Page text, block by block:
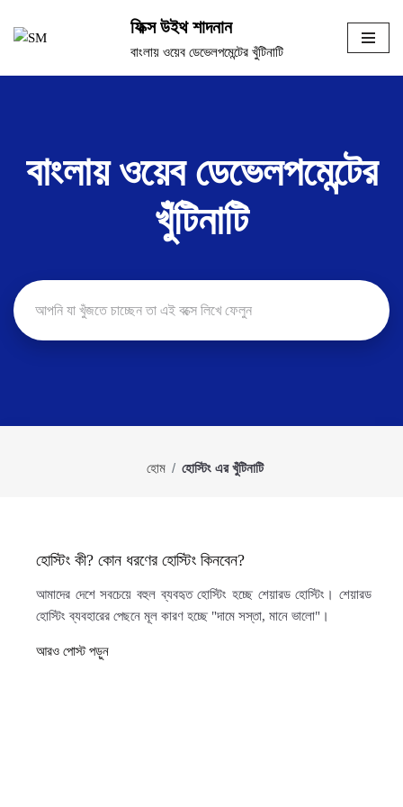
ফিক্স উইথ শাদনান
বাংলায় ওয়েব ডেভেলপমেন্টের খুঁটিনাটি
বাংলায় ওয়েব ডেভেলপমেন্টের
খুঁটিনাটি
হোম হোস্টিং এর খুঁটিনাটি
হোস্টিং কী? কোন ধরণের হোস্টিং কিনবেন?
আমাদের দেশে সবচেয়ে বহুল ব্যবহৃত হোস্টিং হচ্ছে শেয়ারড হোস্টিং। শেয়ারড
হোস্টিং ব্যবহারের পেছনে মূল কারণ হচ্ছে "দামে সস্তা, মানে ভালো"।
আরও পোস্ট পড়ুন